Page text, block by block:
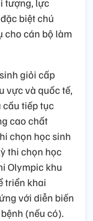
biệt chú
cho cán bộ làm
giỏi cấp
vực và quốc tế,
cầu tiếp tục
cao chất
chọn học sinh
thi chọn học
Olympic khu
triển khai
với diễn biến
(nếu có).